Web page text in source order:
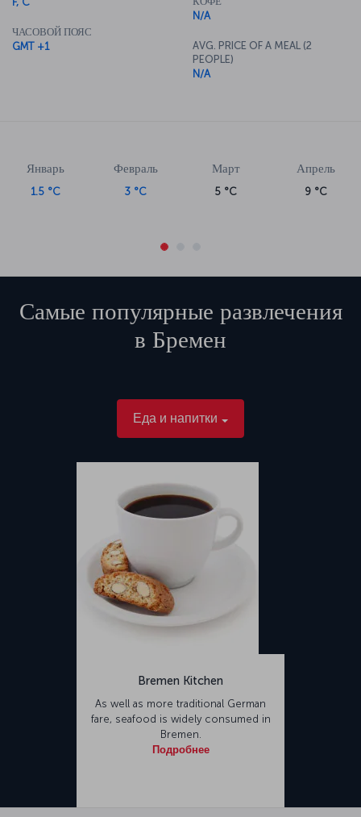
ЧАСОВОЙ ПОЯС
GMT +1
N/A
AVG. PRICE OF A MEAL (2
PEOPLE)
N/A
Январь
1.5 °C
Февраль
3 °C
Март
5 °C
Апрель
9 °C
Самые популярные развлечения
в Бремен
Еда и напитки
Bremen Kitchen
As well as more traditional German
fare, seafood is widely consumed in
Bremen.
Подробнее